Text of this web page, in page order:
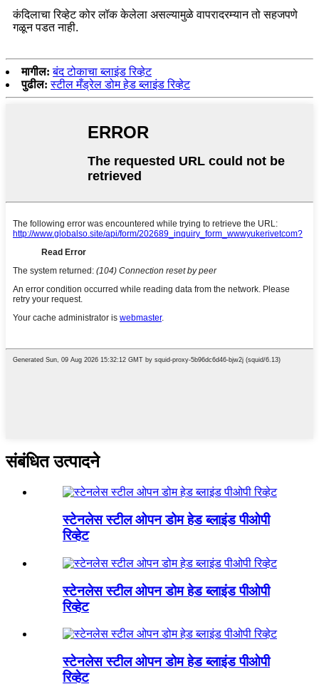
कंदिलाचा रिव्हेट कोर लॉक केलेला असल्यामुळे वापरादरम्यान तो सहजपणे
गळून पडत नाही.
मागील: बंद टोकाचा ब्लाइंड रिव्हेट
पुढील: स्टील मँड्रेल डोम हेड ब्लाइंड रिव्हेट
संबंधित उत्पादने
स्टेनलेस स्टील ओपन डोम हेड ब्लाइंड पीओपी
रिव्हेट
स्टेनलेस स्टील ओपन डोम हेड ब्लाइंड पीओपी
रिव्हेट
स्टेनलेस स्टील ओपन डोम हेड ब्लाइंड पीओपी
रिव्हेट